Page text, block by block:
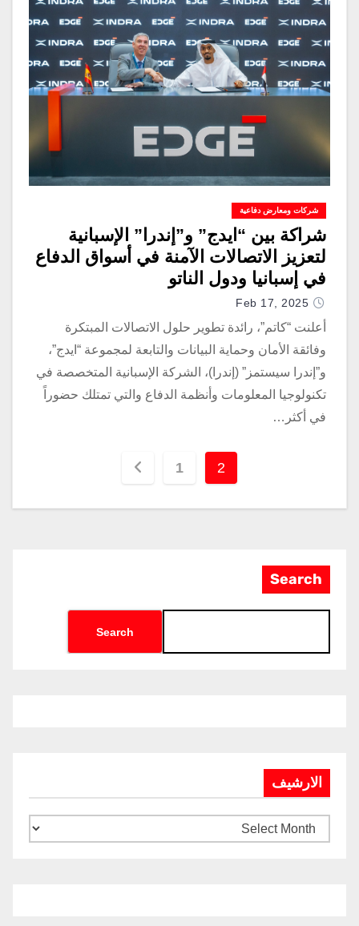
شركات ومعارض دفاعية
شراكة بين “ايدج” و”إندرا” الإسبانية
لتعزيز الاتصالات الآمنة في أسواق الدفاع
في إسبانيا ودول الناتو
Feb 17, 2025
أعلنت “كاتم”، رائدة تطوير حلول الاتصالات المبتكرة
وفائقة الأمان وحماية البيانات والتابعة لمجموعة “ايدج”،
و”إندرا سيستمز” (إندرا)، الشركة الإسبانية المتخصصة في
تكنولوجيا المعلومات وأنظمة الدفاع والتي تمتلك حضوراً
في أكثر…
1 2
Search
Search
الارشيف